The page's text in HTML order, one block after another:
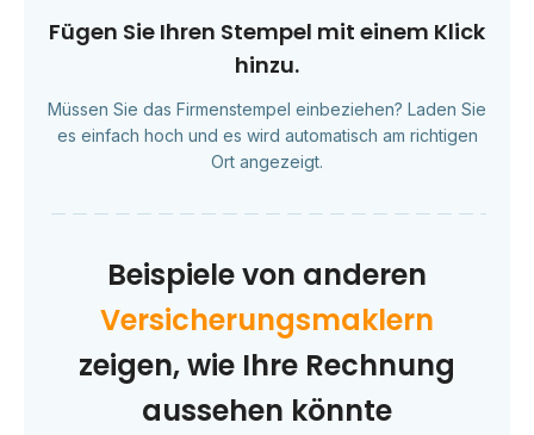
Fügen Sie Ihren Stempel mit einem Klick
hinzu.
Müssen Sie das Firmenstempel einbeziehen? Laden Sie
es einfach hoch und es wird automatisch am richtigen
Ort angezeigt.
Beispiele von anderen
Versicherungsmaklern
zeigen, wie Ihre Rechnung
aussehen könnte